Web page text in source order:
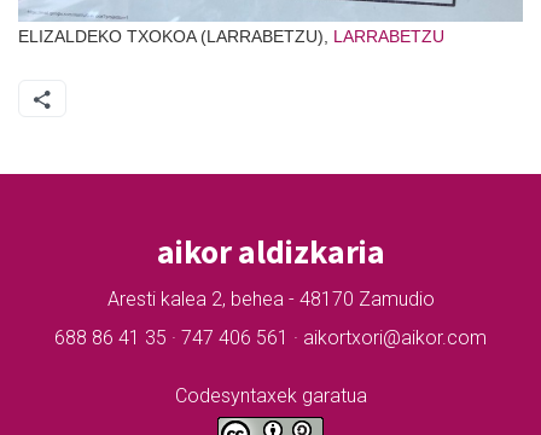
ELIZALDEKO TXOKOA (LARRABETZU), LARRABETZU
aikor aldizkaria
Aresti kalea 2, behea - 48170 Zamudio
688 86 41 35 · 747 406 561 · aikortxori@aikor.com
Codesyntaxek garatua